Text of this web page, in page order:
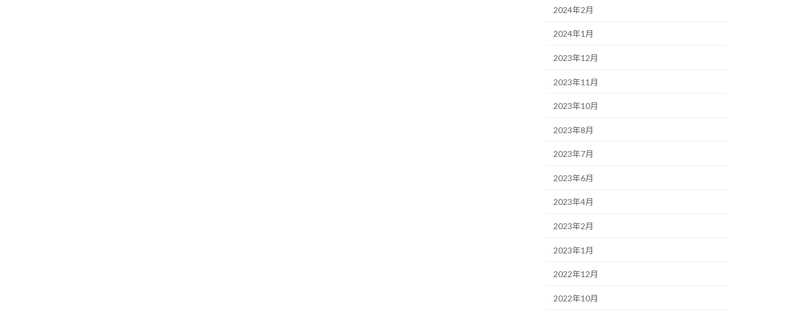
2024年2月
2024年1月
2023年12月
2023年11月
2023年10月
2023年8月
2023年7月
2023年6月
2023年4月
2023年2月
2023年1月
2022年12月
2022年10月